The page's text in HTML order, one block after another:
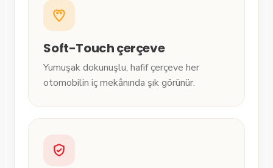
Soft-Touch çerçeve
Yumuşak dokunuşlu, hafif çerçeve her
otomobilin iç mekânında şık görünür.